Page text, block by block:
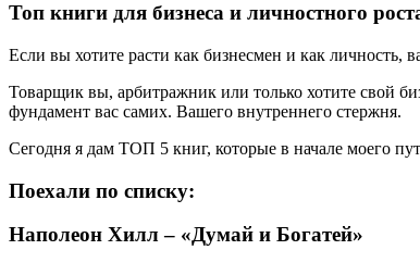
Топ книги для бизнеса и личностного
Если вы хотите расти как бизнесмен и как личность,
Товарщик вы, арбитражник или только хотите свой
фундамент вас самих. Вашего внутреннего стержня.
Сегодня я дам ТОП 5 книг, которые в начале моего
Поехали по списку:
Наполеон Хилл – «Думай и Богатей»